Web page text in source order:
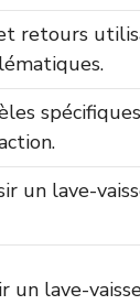
retours
un lave-
lave-